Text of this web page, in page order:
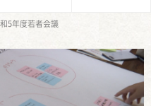
5年度若者会議